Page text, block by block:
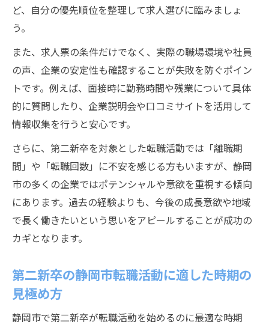
ど、自分の優先順位を整理して求人選びに臨みましょ
う。
また、求人票の条件だけでなく、実際の職場環境や社員
の声、企業の安定性も確認することが失敗を防ぐポイン
トです。例えば、面接時に勤務時間や残業について具体
的に質問したり、企業説明会や口コミサイトを活用して
情報収集を行うと安心です。
さらに、第二新卒を対象とした転職活動では「離職期
間」や「転職回数」に不安を感じる方もいますが、静岡
市の多くの企業ではポテンシャルや意欲を重視する傾向
にあります。過去の経験よりも、今後の成長意欲や地域
で長く働きたいという思いをアピールすることが成功の
カギとなります。
第二新卒の静岡市転職活動に適した時期の
見極め方
静岡市で第二新卒が転職活動を始めるのに最適な時期